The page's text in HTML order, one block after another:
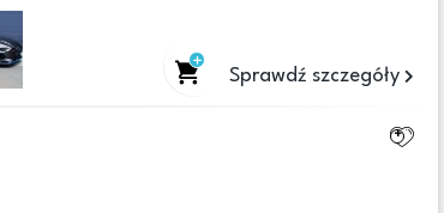
Sprawdź szczegóły